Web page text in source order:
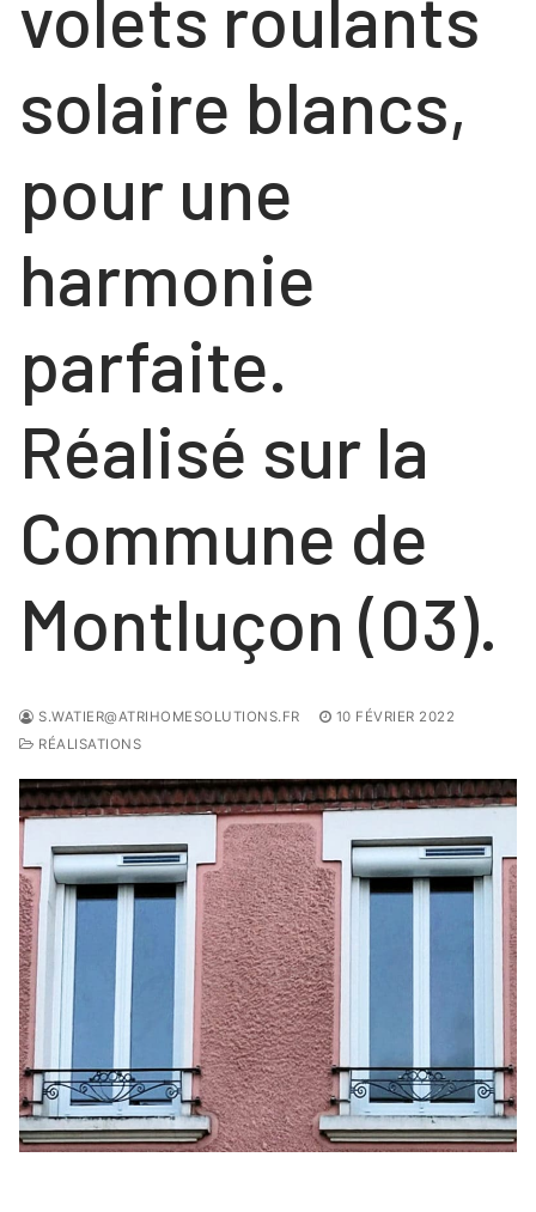
FENÊTRES
PORTES
COULISSANTS
FENÊTRES
NOS PORTES « HABITAT »
NOS PORTES « TERTIAIRE »
NOS RÉALISATIONS
Contact
volets roulants
solaire blancs,
pour une
harmonie
parfaite.
Réalisé sur la
Commune de
Montluçon (03).
S.WATIER@ATRIHOMESOLUTIONS.FR
10 FÉVRIER 2022
RÉALISATIONS